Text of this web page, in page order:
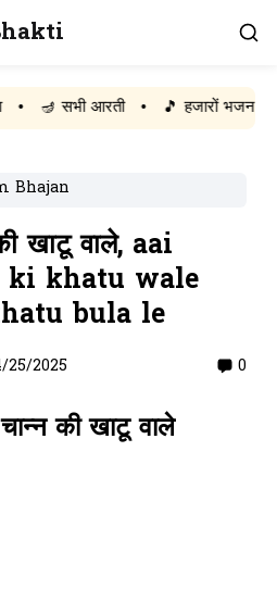
🪔 सभी आरती • 🎵 हजारों भजन बिल्कुल
Bhajan
खाटू वाले, aai
ki khatu wale
bula le
25/2025 0
की खाटू वाले